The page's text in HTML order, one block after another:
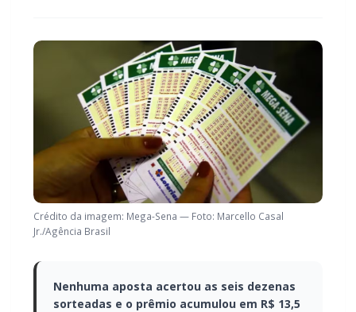
Crédito da imagem: Mega-Sena — Foto: Marcello Casal
Jr./Agência Brasil
Nenhuma aposta acertou as seis dezenas
sorteadas e o prêmio acumulou em R$ 13,5